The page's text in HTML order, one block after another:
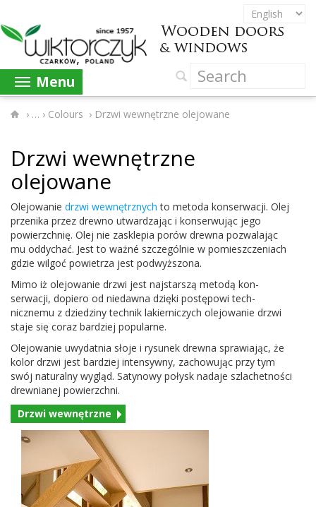
Menu
› Colours › Drzwi wewnętrzne olejowane
Drzwi wewnętrzne
olejowane
Ole­jowanie drzwi wewnętrznych to metoda kon­serwacji. Olej
przenika przez drewno utwardza­jąc i kon­ser­wu­jąc jego
powierzch­nię. Olej nie zasklepia porów drewna pozwala­jąc
mu odd­y­chać. Jest to ważné szczegól­nie w pomieszczeni­ach
gdzie wilgoć powi­etrza jest podwyższona.
Mimo iż ole­jowanie drzwi jest najs­tarszą metodą kon­
serwacji, dopiero od niedawna dzięki postępowi tech­
nicznemu z dziedziny tech­nik lakier­niczych ole­jowanie drzwi
staje się coraz bardziej popularne.
Ole­jowanie uwydat­nia słoje i rysunek drewna spraw­ia­jąc, że
kolor drzwi jest bardziej inten­sy­wny, zachowu­jąc przy tym
swój nat­u­ralny wygląd. Satynowy połysk nadaje szla­chet­ności
drew­ni­anej powierzchni.
Drzwi wewnętrzne